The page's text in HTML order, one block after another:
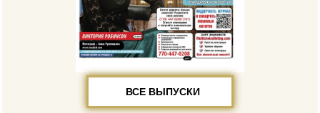
ВСЕ ВЫПУСКИ